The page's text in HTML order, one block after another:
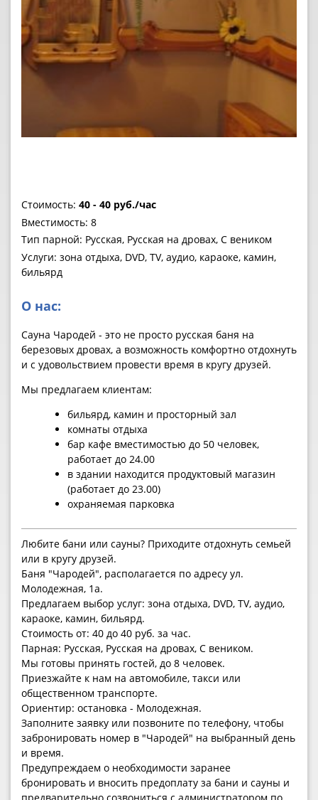
Стоимость: 40 - 40 руб./час
Вместимость: 8
Тип парной: Русская, Русская на дровах, С веником
Услуги: зона отдыха, DVD, TV, аудио, караоке, камин,
бильярд
О нас:
Сауна Чародей - это не просто русская баня на
березовых дровах, а возможность комфортно отдохнуть
и с удовольствием провести время в кругу друзей.
Мы предлагаем клиентам:
бильярд, камин и просторный зал
комнаты отдыха
бар кафе вместимостью до 50 человек,
работает до 24.00
в здании находится продуктовый магазин
(работает до 23.00)
охраняемая парковка
Любите бани или сауны? Приходите отдохнуть семьей
или в кругу друзей.
Баня "Чародей", располагается по адресу ул.
Молодежная, 1а.
Предлагаем выбор услуг: зона отдыха, DVD, TV, аудио,
караоке, камин, бильярд.
Стоимость от: 40 до 40 руб. за час.
Парная: Русская, Русская на дровах, С веником.
Мы готовы принять гостей, до 8 человек.
Приезжайте к нам на автомобиле, такси или
общественном транспорте.
Ориентир: остановка - Молодежная.
Заполните заявку или позвоните по телефону, чтобы
забронировать номер в "Чародей" на выбранный день
и время.
Предупреждаем о необходимости заранее
бронировать и вносить предоплату за бани и сауны и